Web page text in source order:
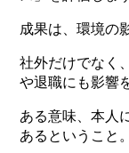
成果は、環境の
社外だけでなく
や退職にも影響
ある意味、本人
あるということ。